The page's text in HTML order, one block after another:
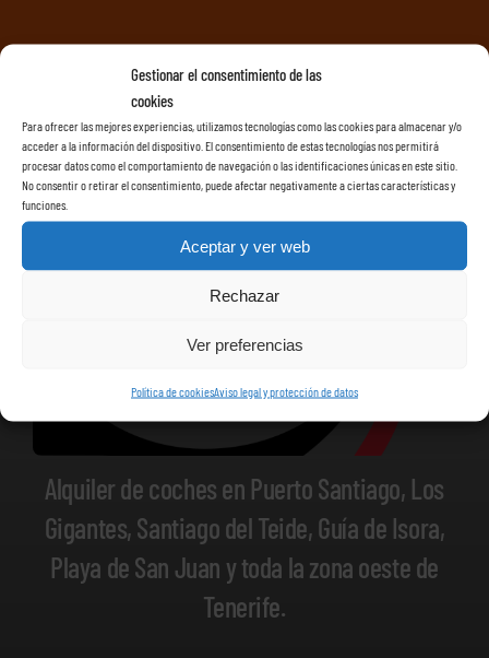
Gestionar el consentimiento de las
cookies
Para ofrecer las mejores experiencias, utilizamos tecnologías como las cookies para almacenar y/o
acceder a la información del dispositivo. El consentimiento de estas tecnologías nos permitirá
procesar datos como el comportamiento de navegación o las identificaciones únicas en este sitio.
No consentir o retirar el consentimiento, puede afectar negativamente a ciertas características y
funciones.
Aceptar y ver web
Rechazar
Ver preferencias
Política de cookiesAviso legal y protección de datos
Alquiler de coches en Puerto Santiago, Los
Gigantes, Santiago del Teide, Guía de Isora,
Playa de San Juan y toda la zona oeste de
Tenerife.